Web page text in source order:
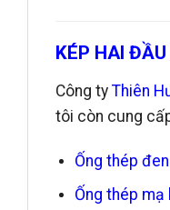
KÉP HAI ĐẦU
Công ty Thiên
tôi còn cung
Ống thép đen
Ống thép mạ